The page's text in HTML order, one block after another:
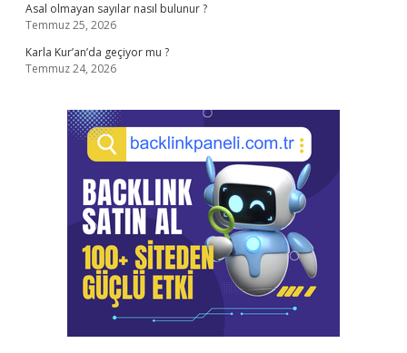
Asal olmayan sayılar nasıl bulunur ?
Temmuz 25, 2026
Karla Kur’an’da geçiyor mu ?
Temmuz 24, 2026